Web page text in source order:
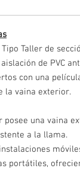
Taller de
de PVC
con una
la vaina exterior.
posee una vaina
a la llama.
portátiles,